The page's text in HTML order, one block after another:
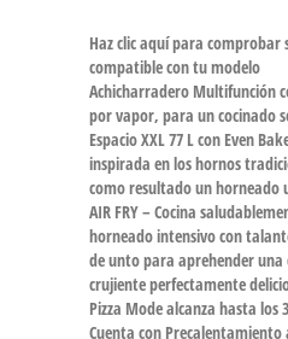
Haz clic aquí para comprobar
compatible con tu modelo
Achicharradero Multifunción
por vapor, para un cocinado
Espacio XXL 77 L con Even
inspirada en los hornos
como resultado un horneado
AIR FRY – Cocina
horneado intensivo con
de unto para aprehender
crujiente perfectamente
Pizza Mode alcanza hasta los
Cuenta con Precalentamiento